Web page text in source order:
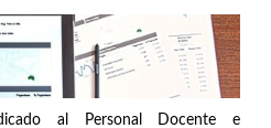
al Personal Docente e